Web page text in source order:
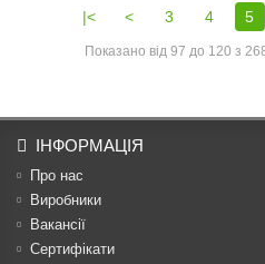
|< < 3 4 5
Показано від 97 до 120 з
ІНФОРМАЦІЯ
Про нас
Виробники
Вакансії
Сертифікати